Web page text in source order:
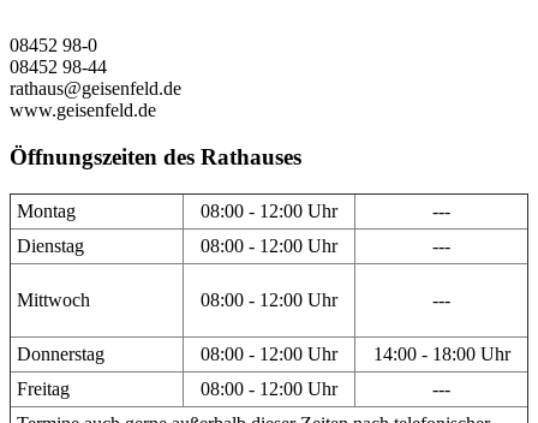
08452 98-0
08452 98-44
rathaus@geisenfeld.de
www.geisenfeld.de
Öffnungszeiten des Rathauses
Montag 08:00 - 12:00 Uhr
---
Dienstag
08:00 - 12:00 Uhr ---
Mittwoch 08:00 - 12:00 Uhr ---
Donnerstag 08:00 - 12:00 Uhr
14:00 - 18:00 Uhr
Freitag
08:00 - 12:00 Uhr
---